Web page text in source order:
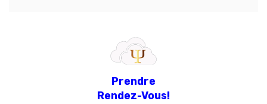
Prendre
Rendez-Vous!